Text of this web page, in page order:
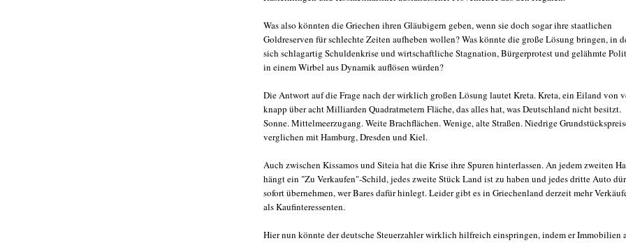
Was also könnten die Griechen ihren Gläubigern geben, wenn sie doch sogar ihre staatlichen
Goldreserven für schlechte Zeiten aufheben wollen? Was könnte die große Lösung bringen, in
sich schlagartig Schuldenkrise und wirtschaftliche Stagnation, Bürgerprotest und gelähmte
in einem Wirbel aus Dynamik auflösen würden?
Die Antwort auf die Frage nach der wirklich großen Lösung lautet Kreta. Kreta, ein Eiland von
knapp über acht Milliarden Quadratmetern Fläche, das alles hat, was Deutschland nicht besitzt.
Sonne. Mittelmeerzugang. Weite Brachflächen. Wenige, alte Straßen. Niedrige
verglichen mit Hamburg, Dresden und Kiel.
Auch zwischen Kissamos und Siteia hat die Krise ihre Spuren hinterlassen. An jedem zweiten
hängt ein "Zu Verkaufen"-Schild, jedes zweite Stück Land ist zu haben und jedes dritte Auto
sofort übernehmen, wer Bares dafür hinlegt. Leider gibt es in Griechenland derzeit mehr
als Kaufinteressenten.
Hier nun könnte der deutsche Steuerzahler wirklich hilfreich einspringen, indem er Immobilien